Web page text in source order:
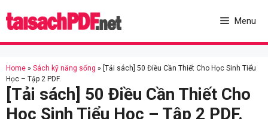
to
Menu
Home » Sách kỹ năng sống » [Tải sách] 50 Điều Cần Thiết Cho Học Sinh Tiểu
Học – Tập 2 PDF.
[Tải sách] 50 Điều Cần Thiết Cho
Học Sinh Tiểu Học – Tập 2 PDF.